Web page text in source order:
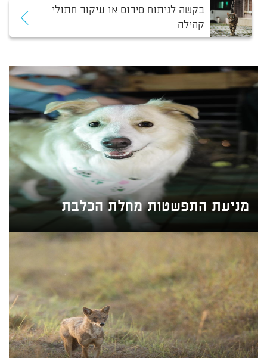
בקשה לניתוח סירוס או עיקור חתולי
קהילה
מניעת התפשטות מחלת הכלבת